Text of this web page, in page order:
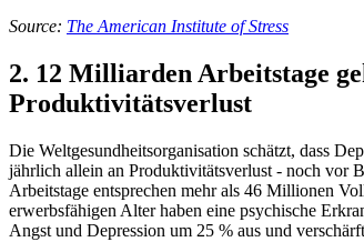
Source: The American Institute of Stress
2. 12 Milliarden Arbeitstage
Produktivitätsverlust
Die Weltgesundheitsorganisation schätzt, dass
jährlich allein an Produktivitätsverlust - noch vor
Arbeitstage entsprechen mehr als 46 Millionen
erwerbsfähigen Alter haben eine psychische
Angst und Depression um 25 % aus und